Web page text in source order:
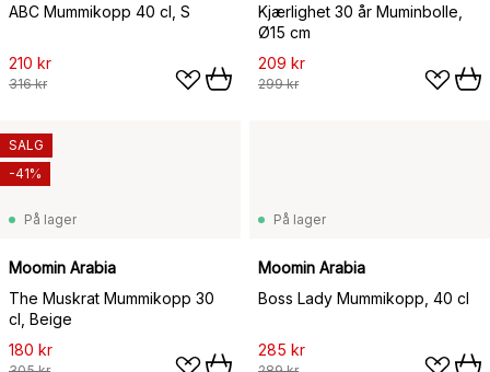
ABC Mummikopp 40 cl, S
210 kr
316 kr
Kjærlighet 30 år Muminbolle,
Ø15 cm
209 kr
299 kr
På lager
Moomin Arabia
The Muskrat Mummikopp 30
cl, Beige
180 kr
SALG
-41%
På lager
Moomin Arabia
Boss Lady Mummikopp, 40 cl
285 kr